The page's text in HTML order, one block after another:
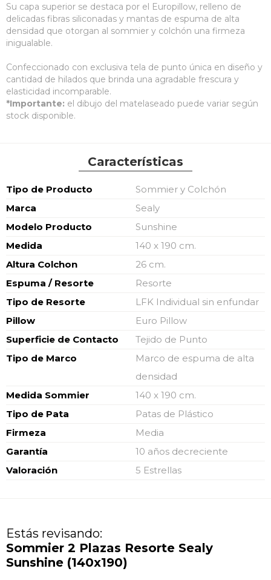
Su capa superior se destaca por el Europillow, relleno de
delicadas fibras siliconadas y mantas de espuma de alta
densidad que otorgan al sommier y colchón una firmeza
inigualable.
Confeccionado con exclusiva tela de punto única en diseño y
cantidad de hilados que brinda una agradable frescura y
elasticidad incomparable.
*Importante: el dibujo del matelaseado puede variar según
stock disponible.
Características
Características
Tipo de Producto
Sommier y Colchón
Marca
Sealy
Modelo Producto
Sunshine
Medida
140 x 190 cm.
Altura Colchon
26 cm.
Espuma / Resorte
Resorte
Tipo de Resorte
LFK Individual sin enfundar
Pillow
Euro Pillow
Superficie de Contacto
Tejido de Punto
Tipo de Marco
Marco de espuma de alta
densidad
Medida Sommier
140 x 190 cm.
Tipo de Pata
Patas de Plástico
Firmeza
Media
Garantía
10 años decreciente
Valoración
5 Estrellas
Estás revisando:
Sommier 2 Plazas Resorte Sealy
Sunshine (140x190)